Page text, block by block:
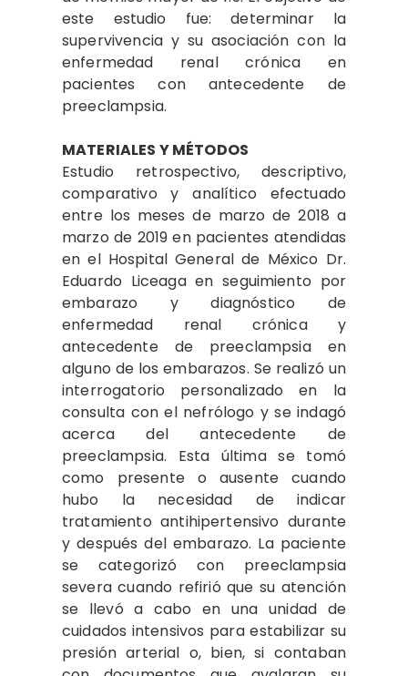
este estudio fue: determinar la
supervivencia y su asociación con la
enfermedad renal crónica en
pacientes con antecedente de
preeclampsia.
MATERIALES Y MÉTODOS
Estudio retrospectivo, descriptivo,
comparativo y analítico efectuado
entre los meses de marzo de 2018 a
marzo de 2019 en pacientes atendidas
en el Hospital General de México Dr.
Eduardo Liceaga en seguimiento por
embarazo y diagnóstico de
enfermedad renal crónica y
antecedente de preeclampsia en
alguno de los embarazos. Se realizó un
interrogatorio personalizado en la
consulta con el nefrólogo y se indagó
acerca del antecedente de
preeclampsia. Esta última se tomó
como presente o ausente cuando
hubo la necesidad de indicar
tratamiento antihipertensivo durante
y después del embarazo. La paciente
se categorizó con preeclampsia
severa cuando refirió que su atención
se llevó a cabo en una unidad de
cuidados intensivos para estabilizar su
presión arterial o, bien, si contaban